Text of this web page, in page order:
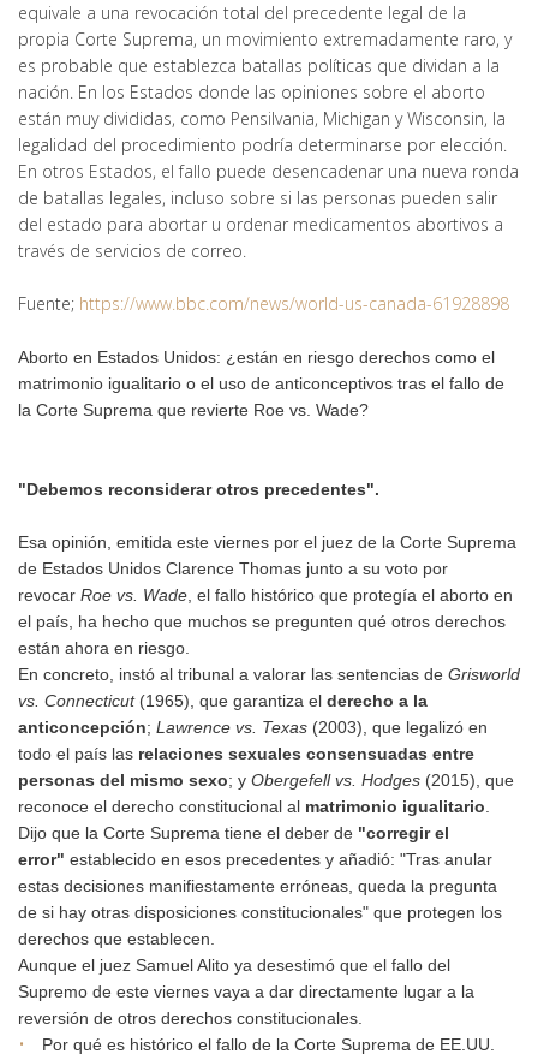
equivale a una revocación total del precedente legal de la
propia Corte Suprema, un movimiento extremadamente raro, y
es probable que establezca batallas políticas que dividan a la
nación. En los Estados donde las opiniones sobre el aborto
están muy divididas, como Pensilvania, Michigan y Wisconsin, la
legalidad del procedimiento podría determinarse por elección.
En otros Estados, el fallo puede desencadenar una nueva ronda
de batallas legales, incluso sobre si las personas pueden salir
del estado para abortar u ordenar medicamentos abortivos a
través de servicios de correo.
Fuente; https://www.bbc.com/news/world-us-canada-61928898
Aborto en Estados Unidos: ¿están en riesgo derechos como el
matrimonio igualitario o el uso de anticonceptivos tras el fallo de
la Corte Suprema que revierte Roe vs. Wade?
"Debemos reconsiderar otros precedentes".
Esa opinión, emitida este viernes por el juez de la Corte Suprema
de Estados Unidos Clarence Thomas junto a su voto por
revocar Roe vs. Wade, el fallo histórico que protegía el aborto en
el país, ha hecho que muchos se pregunten qué otros derechos
están ahora en riesgo.
En concreto, instó al tribunal a valorar las sentencias de Grisworld
vs. Connecticut(1965), que garantiza el derecho a la
anticoncepción; Lawrence vs. Texas (2003), que legalizó en
todo el país las relaciones sexuales consensuadas entre
personas del mismo sexo; y Obergefell vs. Hodges (2015), que
reconoce el derecho constitucional al matrimonio igualitario.
Dijo que la Corte Suprema tiene el deber de "corregir el
error" establecido en esos precedentes y añadió: "Tras anular
estas decisiones manifiestamente erróneas, queda la pregunta
de si hay otras disposiciones constitucionales" que protegen los
derechos que establecen.
Aunque el juez Samuel Alito ya desestimó que el fallo del
Supremo de este viernes vaya a dar directamente lugar a la
reversión de otros derechos constitucionales.
Por qué es histórico el fallo de la Corte Suprema de EE.UU.